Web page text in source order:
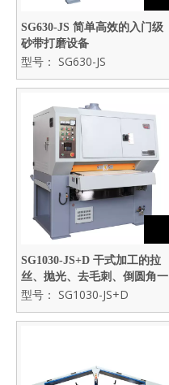
SG630-JS 简单高效的入门级
砂带打磨设备
型号： SG630-JS
SG1030-JS+D 干式加工的拉
丝、抛光、去毛刺、倒圆角一
体机
型号： SG1030-JS+D